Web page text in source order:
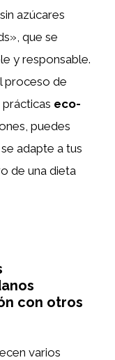
azúcares
que se
y responsable.
proceso de
eco-
puedes
adapte a tus
de una dieta
con otros
varios